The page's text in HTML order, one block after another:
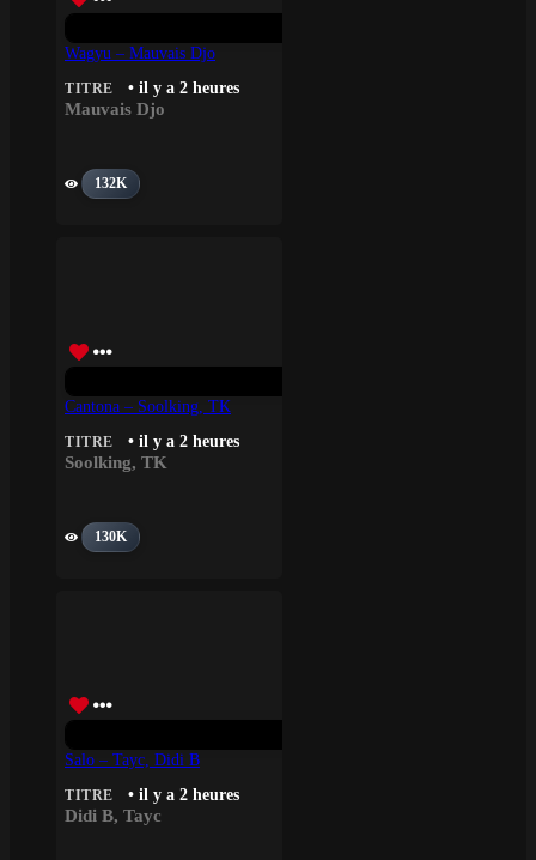
Wagyu – Mauvais Djo
TITRE • il y a 2 heures
Mauvais Djo
132K
Cantona – Soolking, TK
TITRE • il y a 2 heures
Soolking, TK
130K
Salo – Tayc, Didi B
TITRE • il y a 2 heures
Didi B, Tayc